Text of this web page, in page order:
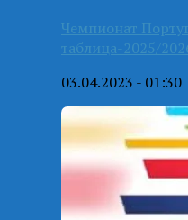
Чемпионат
таблица-2025/
03.04.2023 - 01:30